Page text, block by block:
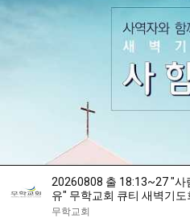
20260808 출 18:13~27 "사
유" 무학교회 큐티 새벽기도
목사
무학교회